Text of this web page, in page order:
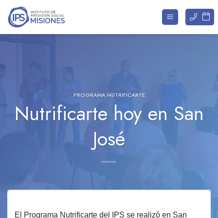
Saltar
contenido
PROGRAMA NUTRIFICARTE
Nutrificarte hoy en San
José
El Programa Nutrificarte del IPS se realizó en San